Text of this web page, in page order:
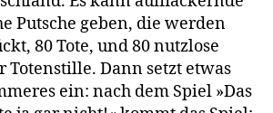
Putsche geben, die werden
80 Tote, und 80 nutzlose
Totenstille. Dann setzt etwas
ein: nach dem Spiel »Das